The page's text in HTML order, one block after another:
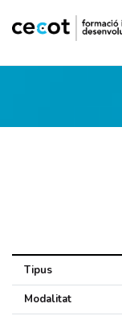
Tipus
Modalitat